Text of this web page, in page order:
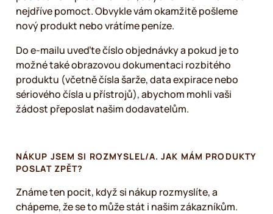
nejdříve pomoct. Obvykle vám okamžitě pošleme
nový produkt nebo vrátíme peníze.
Do e-mailu uveďte číslo objednávky a pokud je to
možné také obrazovou dokumentaci rozbitého
produktu (včetně čísla šarže, data expirace nebo
sériového čísla u přístrojů), abychom mohli vaši
žádost přeposlat našim dodavatelům.
NÁKUP JSEM SI ROZMYSLEL/A. JAK MÁM PRODUKTY
POSLAT ZPĚT?
Známe ten pocit, když si nákup rozmyslíte, a
chápeme, že se to může stát i našim zákazníkům.